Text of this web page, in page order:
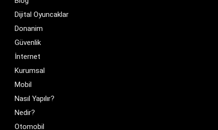
Dijital Oyuncaklar
Donanim
Güvenlik
İnternet
Kurumsal
Mobil
Nasıl Yapılır?
Nedir?
Otomobil